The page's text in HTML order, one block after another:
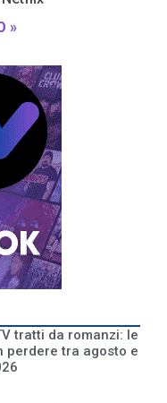
»
tratti da romanzi: le
perdere tra agosto e